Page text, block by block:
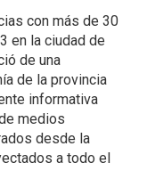
con más de 30
en la ciudad de
de una
de la provincia
informativa
medios
desde la
a todo el